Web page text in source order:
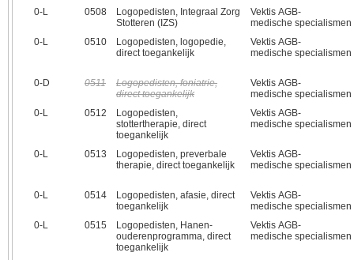
0‑L
0508
Logopedisten, Integraal Zorg
Stotteren (IZS)
Vektis AGB-
medische specialismen
0‑L
0510
Logopedisten, logopedie,
direct toegankelijk
Vektis AGB-
medische specialismen
0‑D 0511
Logopedisten, foniatrie,
direct toegankelijk
Vektis AGB-
medische specialismen
0‑L
0512
Logopedisten,
stottertherapie, direct
toegankelijk
Vektis AGB-
medische specialismen
0‑L 0513
Logopedisten, preverbale
therapie, direct toegankelijk
Vektis AGB-
medische specialismen
0‑L 0514
Logopedisten, afasie, direct
toegankelijk
Vektis AGB-
medische specialismen
0‑L
0515
Logopedisten, Hanen-
ouderenprogramma, direct
toegankelijk
Vektis AGB-
medische specialismen